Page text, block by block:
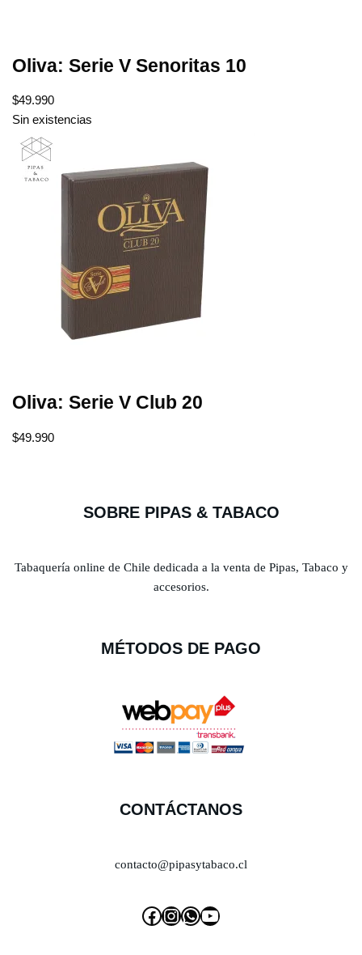
Oliva: Serie V Senoritas 10
$49.990
Sin existencias
Oliva: Serie V Club 20
$49.990
SOBRE PIPAS & TABACO
Tabaquería online de Chile dedicada a la venta de Pipas, Tabaco y
accesorios.
MÉTODOS DE PAGO
CONTÁCTANOS
contacto@pipasytabaco.cl